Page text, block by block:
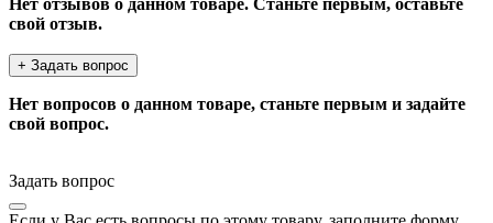
свой отзыв.
+ Задать вопрос
Нет вопросов о данном товаре, станьте первым и задайте
свой вопрос.
Задать вопрос